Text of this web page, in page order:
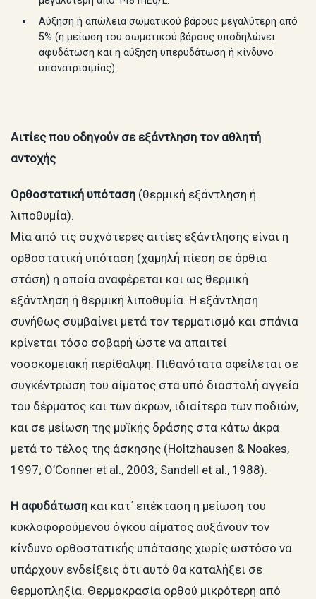
Αύξηση ή απώλεια σωματικού βάρους μεγαλύτερη από
5% (η μείωση του σωματικού βάρους υποδηλώνει
αφυδάτωση και η αύξηση υπερυδάτωση ή κίνδυνο
υπονατριαιμίας).
Αιτίες που οδηγούν σε εξάντληση τον αθλητή
αντοχής
Ορθοστατική υπόταση (θερμική εξάντληση ή
λιποθυμία).
Μία από τις συχνότερες αιτίες εξάντλησης είναι η
ορθοστατική υπόταση (χαμηλή πίεση σε όρθια
στάση) η οποία αναφέρεται και ως θερμική
εξάντληση ή θερμική λιποθυμία. Η εξάντληση
συνήθως συμβαίνει μετά τον τερματισμό και σπάνια
κρίνεται τόσο σοβαρή ώστε να απαιτεί
νοσοκομειακή περίθαλψη. Πιθανότατα οφείλεται σε
συγκέντρωση του αίματος στα υπό διαστολή αγγεία
του δέρματος και των άκρων, ιδιαίτερα των ποδιών,
και σε μείωση της μυϊκής δράσης στα κάτω άκρα
μετά το τέλος της άσκησης (Holtzhausen & Noakes,
1997; O’Conner et al., 2003; Sandell et al., 1988).
Η αφυδάτωση και κατ΄ επέκταση η μείωση του
κυκλοφορούμενου όγκου αίματος αυξάνουν τον
κίνδυνο ορθοστατικής υπότασης χωρίς ωστόσο να
υπάρχουν ενδείξεις ότι αυτό θα καταλήξει σε
θερμοπληξία. Θερμοκρασία ορθού μικρότερη από